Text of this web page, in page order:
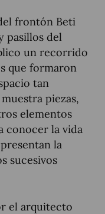
frontón Beti
pasillos del
un recorrido
que formaron
tan
piezas,
elementos
conocer la vida
la
sucesivos
el arquitecto